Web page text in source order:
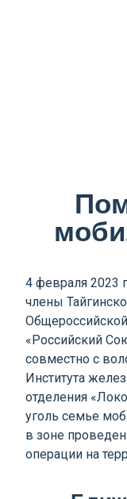
4 февраля 2023
члены
«Российский
совместно с
Института
отделения
уголь семье
в зоне
операции на